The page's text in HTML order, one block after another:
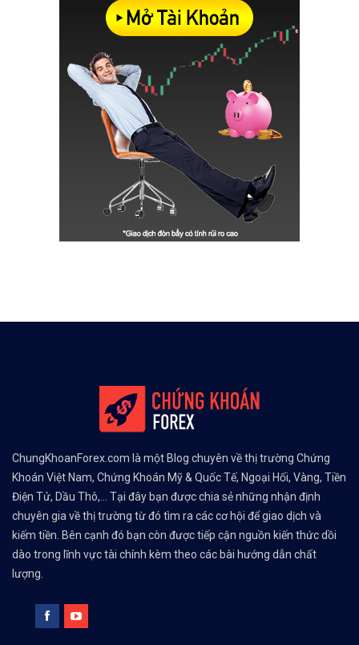
ChungKhoanForex.com là một Blog chuyên về thị trường Chứng
Khoán Việt Nam, Chứng Khoán Mỹ & Quốc Tế, Ngoại Hối, Vàng, Tiền
Điện Tử, Dầu Thô,... Tại đây bạn được chia sẻ những nhận định
chuyên gia về thị trường từ đó tìm ra các cơ hội để giao dịch và
kiếm tiền. Bên cạnh đó bạn còn được tiếp cận nguồn kiến thức dồi
dào trong lĩnh vực tài chính kèm theo các bài hướng dẫn chất
lượng.